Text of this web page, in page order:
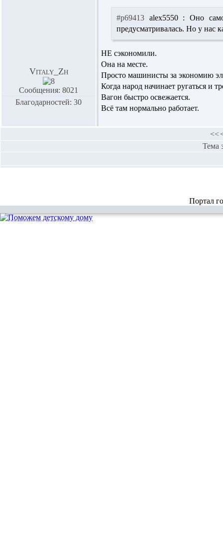
Vitaly_Zh
Сообщения: 8021
Благодарностей: 30
#p69413 alex5550 : Оно
предусматривалась. Но у нас
НЕ сэкономили.
Она на месте.
Просто машинисты за экономию
Когда народ начинает ругаться и
Вагон быстро освежается.
Всё там нормально работает.
<<
Тема
Портал